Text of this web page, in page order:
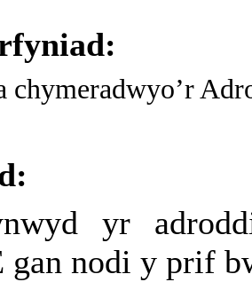
chymeradwyo’r
yr
gan nodi y prif